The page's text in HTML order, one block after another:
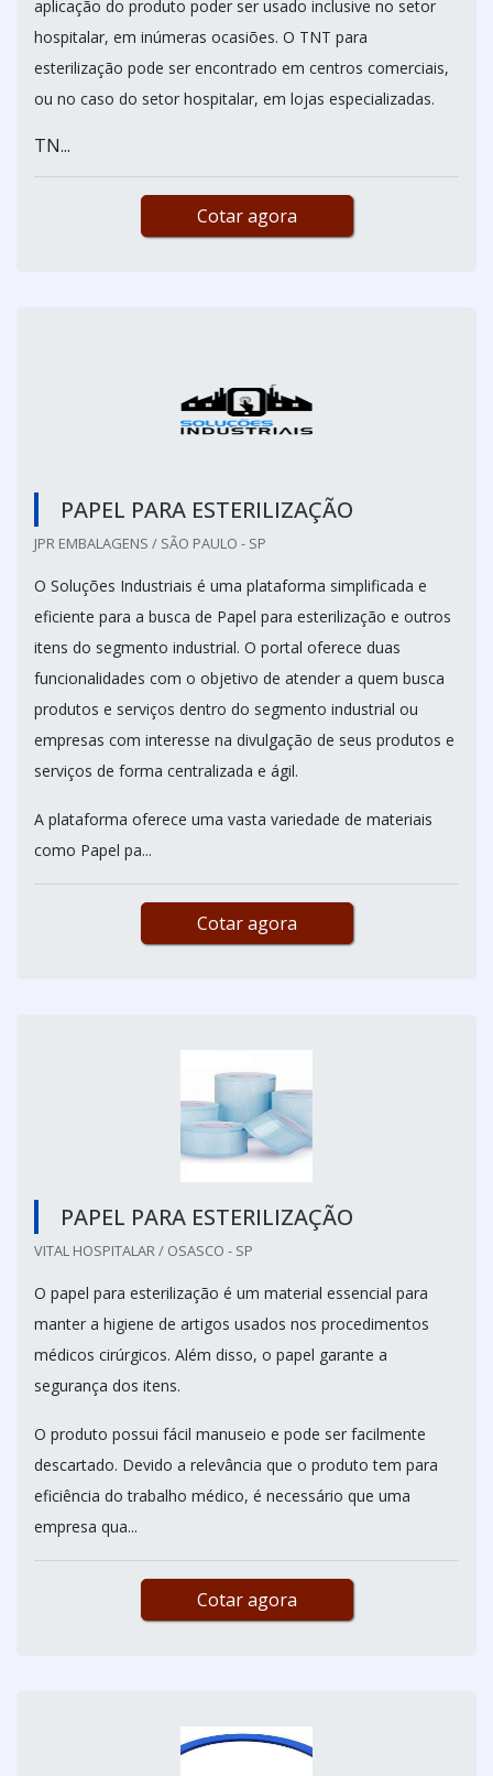
aplicação do produto poder ser usado inclusive no setor
hospitalar, em inúmeras ocasiões. O TNT para
esterilização pode ser encontrado em centros comerciais,
ou no caso do setor hospitalar, em lojas especializadas.
TN...
Cotar agora
PAPEL PARA ESTERILIZAÇÃO
JPR EMBALAGENS / SÃO PAULO - SP
O Soluções Industriais é uma plataforma simplificada e
eficiente para a busca de Papel para esterilização e outros
itens do segmento industrial. O portal oferece duas
funcionalidades com o objetivo de atender a quem busca
produtos e serviços dentro do segmento industrial ou
empresas com interesse na divulgação de seus produtos e
serviços de forma centralizada e ágil.
A plataforma oferece uma vasta variedade de materiais
como Papel pa...
Cotar agora
PAPEL PARA ESTERILIZAÇÃO
VITAL HOSPITALAR / OSASCO - SP
O papel para esterilização é um material essencial para
manter a higiene de artigos usados nos procedimentos
médicos cirúrgicos. Além disso, o papel garante a
segurança dos itens.
O produto possui fácil manuseio e pode ser facilmente
descartado. Devido a relevância que o produto tem para
eficiência do trabalho médico, é necessário que uma
empresa qua...
Cotar agora